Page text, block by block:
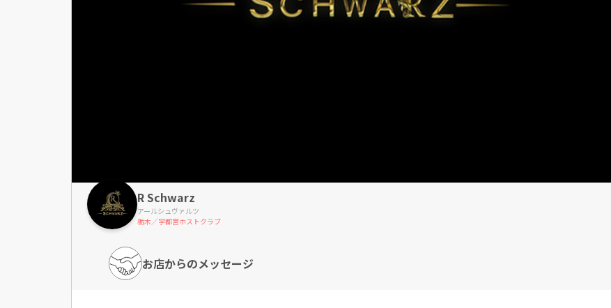
R Schwarz
アールシュヴァルツ
栃木／宇都宮ホストクラブ
お店からのメッセージ